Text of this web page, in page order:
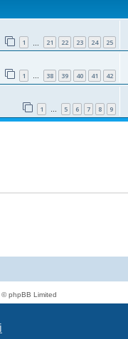
1 21 22 23 24 25
1 … 38 39 40 41 42
1 … 5 6 7 8 9
phpBB Limited